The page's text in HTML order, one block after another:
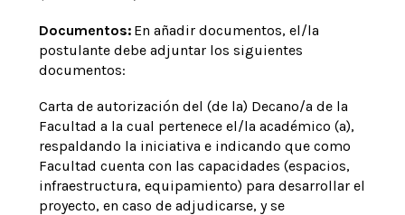
Documentos: En añadir documentos, el/la
postulante debe adjuntar los siguientes
documentos:
Carta de autorización del (de la) Decano/a de la
Facultad a la cual pertenece el/la académico (a),
respaldando la iniciativa e indicando que como
Facultad cuenta con las capacidades (espacios,
infraestructura, equipamiento) para desarrollar el
proyecto, en caso de adjudicarse, y se